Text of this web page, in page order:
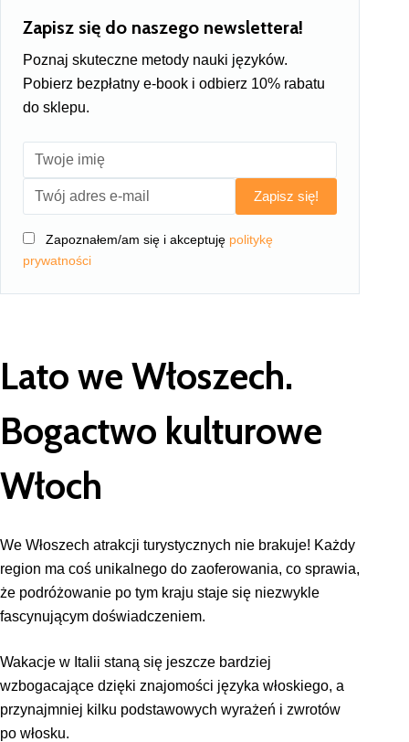
Zapisz się do naszego newslettera!
Poznaj skuteczne metody nauki języków.
Pobierz bezpłatny e-book i odbierz 10% rabatu
do sklepu.
Zapisz się!
Zapoznałem/am się i akceptuję politykę
prywatności
Lato we Włoszech.
Bogactwo kulturowe
Włoch
We Włoszech atrakcji turystycznych nie brakuje! Każdy
region ma coś unikalnego do zaoferowania, co sprawia,
że podróżowanie po tym kraju staje się niezwykle
fascynującym doświadczeniem.
Wakacje w Italii staną się jeszcze bardziej
wzbogacające dzięki znajomości języka włoskiego, a
przynajmniej kilku podstawowych wyrażeń i zwrotów
po włosku.